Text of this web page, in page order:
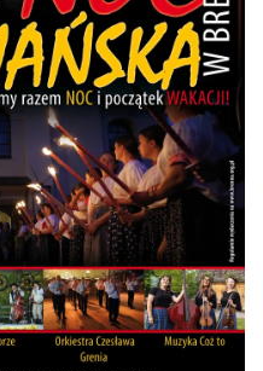
2026-06-29
"Trzy
2026-08-14